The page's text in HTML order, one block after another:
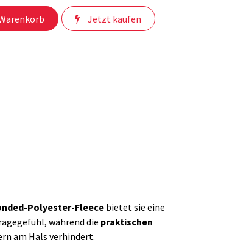
Jetzt kaufen
Polyester-Fleecebietet sie eine
während die praktischen
am Hals verhindert.